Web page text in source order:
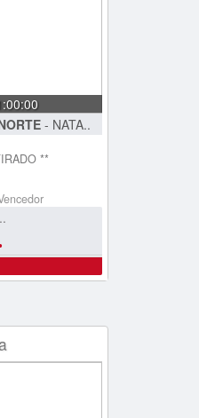
- NATA..
**